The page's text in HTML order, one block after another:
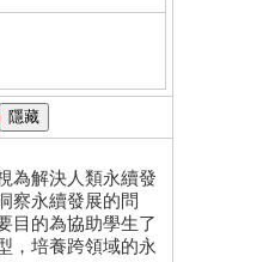
為解決人類永續發
察永續發展的問
目的為協助學生了
，培養跨領域的永